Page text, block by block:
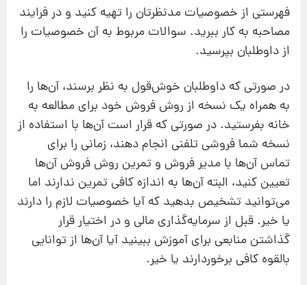
فهرستی از خصوصیات مد‌نظرتان را تهیه کنید و در فرایند
مصاحبه به کار ببرید. سوالات مربوط به آن خصوصیات را
از داوطلبان بپرسید.
در ‌صورتی ‌که داوطلبان خوش‌قول به نظر برسند، آن‌ها را
به همراه یک نسخه از روش فروش خود برای مطالعه به
خانه بفرستید. در ‌صورتی ‌که قرار است آن‌ها با استفاده از
نسخه شما فروشی تلفنی انجام دهند، زمانی را برای
تماس آن‌ها با مدیر فروش و تمرین روش فروش آن‌ها
تعیین کنید، البته آن‌ها به اندازه کافی تمرین ندارند اما
می‌توانید تشخیص بدهید که آیا خصوصیات لازم را دارند
یا خير. قبل از سرمایه‌گذاری مالی و در اختیار قرار
گذاشتن منابعی برای آموزش ببینید آیا آن‌ها از توانایی
بالقوه کافی برخوردارند یا خیر.